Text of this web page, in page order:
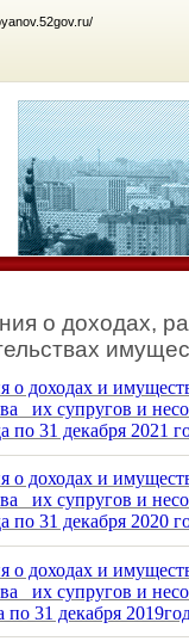
о доходах,
о доходах и
их супругов и
по 31 декабря 2021
о доходах и
их супругов и
по 31 декабря 2020
о доходах и
их супругов и
по 31 декабря